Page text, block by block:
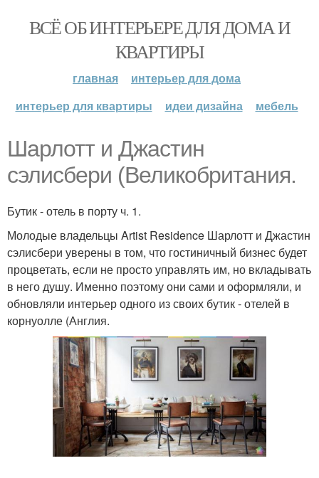
ВСЁ ОБ ИНТЕРЬЕРЕ ДЛЯ ДОМА И
КВАРТИРЫ
главная
интерьер для дома
интерьер для квартиры
идеи дизайна мебель
Шарлотт и Джастин
сэлисбери (Великобритания.
Бутик - отель в порту ч. 1.
Молодые владельцы Artist Residence Шарлотт и Джастин
сэлисбери уверены в том, что гостиничный бизнес будет
процветать, если не просто управлять им, но вкладывать
в него душу. Именно поэтому они сами и оформляли, и
обновляли интерьер одного из своих бутик - отелей в
корнуолле (Англия.